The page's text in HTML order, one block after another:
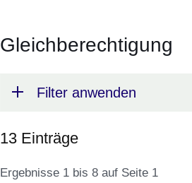
Gleichberechtigung
Filter anwenden
13 Einträge
Ergebnisse 1 bis 8 auf Seite 1